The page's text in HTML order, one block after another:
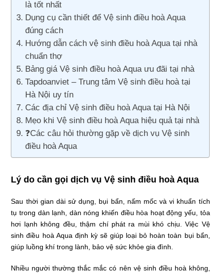
là tốt nhất
Dụng cụ cần thiết để Vệ sinh điều hoà Aqua
đúng cách
Hướng dẫn cách vệ sinh điều hoà Aqua tại nhà
chuẩn thợ
Bảng giá Vệ sinh điều hoà Aqua ưu đãi tại nhà
Tapdoanviet – Trung tâm Vệ sinh điều hoà tại
Hà Nội uy tín
Các địa chỉ Vệ sinh điều hoà Aqua tại Hà Nội
Mẹo khi Vệ sinh điều hoà Aqua hiệu quả tại nhà
❓Các câu hỏi thường gặp về dịch vụ Vệ sinh
điều hoà Aqua
Lý do cần gọi dịch vụ Vệ sinh điều hoà Aqua
Sau thời gian dài sử dụng, bụi bẩn, nấm mốc và vi khuẩn tích
tụ trong dàn lạnh, dàn nóng khiến điều hòa hoạt động yếu, tỏa
hơi lạnh không đều, thậm chí phát ra mùi khó chịu. Việc Vệ
sinh điều hoà Aqua định kỳ sẽ giúp loại bỏ hoàn toàn bụi bẩn,
giúp luồng khí trong lành, bảo vệ sức khỏe gia đình.
Nhiều người thường thắc mắc có nên vệ sinh điều hoà không,